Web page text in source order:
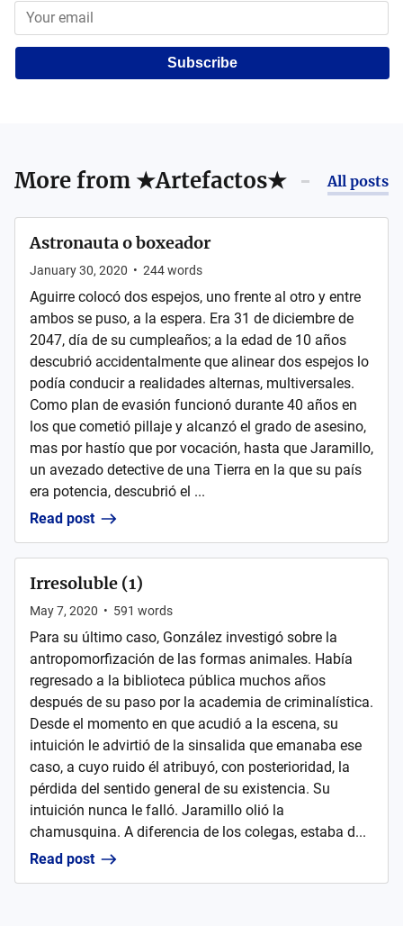
Subscribe
More from ★Artefactos★ All posts
Astronauta o boxeador
January 30, 2020 • 244words
Aguirre colocó dos espejos, uno frente al otro y entre
ambos se puso, a la espera. Era 31 de diciembre de
2047, día de su cumpleaños; a la edad de 10 años
descubrió accidentalmente que alinear dos espejos lo
podía conducir a realidades alternas, multiversales.
Como plan de evasión funcionó durante 40 años en
los que cometió pillaje y alcanzó el grado de asesino,
mas por hastío que por vocación, hasta que Jaramillo,
un avezado detective de una Tierra en la que su país
era potencia, descubrió el ...
Read post
Irresoluble (1)
May 7, 2020 • 591 words
Para su último caso, González investigó sobre la
antropomorfización de las formas animales. Había
regresado a la biblioteca pública muchos años
después de su paso por la academia de criminalística.
Desde el momento en que acudió a la escena, su
intuición le advirtió de la sinsalida que emanaba ese
caso, a cuyo ruido él atribuyó, con posterioridad, la
pérdida del sentido general de su existencia. Su
intuición nunca le falló. Jaramillo olió la
chamusquina. A diferencia de los colegas, estaba d...
Read post